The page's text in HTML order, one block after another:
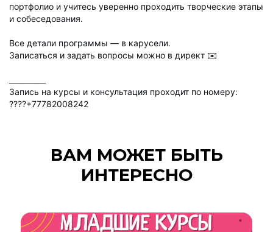
портфолио и учитесь уверенно проходить творческие этапы
и собеседования.
Все детали программы — в карусели.
Записаться и задать вопросы можно в директ ✉️
Запись на курсы и консультация проходит по номеру:
????+77782008242
ВАМ МОЖЕТ БЫТЬ
ИНТЕРЕСНО